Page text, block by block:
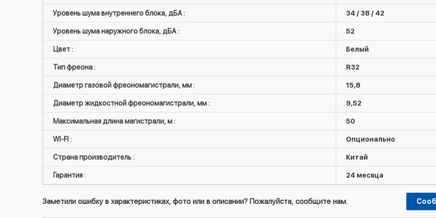
Уровень шума внутреннего блока, дБА : 34 / 38 / 42
Уровень шума наружного блока, дБА : 52
Цвет : Белый
Тип фреона : R32
Диаметр газовой фреономагистрали, мм : 15,8
Диаметр жидкостной фреономагистрали, мм : 9,52
Максимальная длина магистрали, м : 50
WI-FI : Опционально
Страна производитель : Китай
Гарантия : 24 месяца
Заметили ошибку в характеристиках, фото или в описании? Пожалуйста, сообщите нам.